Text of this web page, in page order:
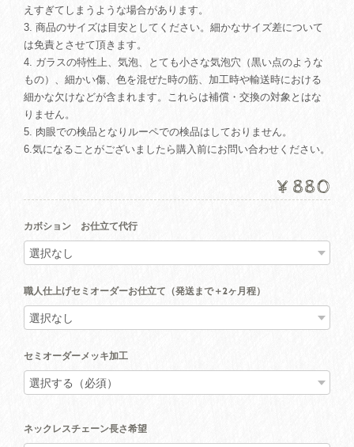
えすぎてしまうような場合があります。
3. 商品のサイズは目安としてください。細かなサイズ差について
は免責とさせて頂きます。
4. ガラスの特性上、気泡、とても小さな気泡穴（黒い点のような
もの）、細かい傷、色を混ぜた時の筋、加工時や輸送時における
細かな欠けなどが含まれます。これらは補償・交換の対象とはな
りません。
5. 肉眼での検品となりルーペでの検品はしておりません。
6.気になることがございましたら購入前にお問い合わせください。
¥880
カボション お仕立て代行
職人仕上げセミオーダーお仕立て（発送まで＋2ヶ月程）
セミオーダーメッキ加工
ネックレスチェーン長さ希望